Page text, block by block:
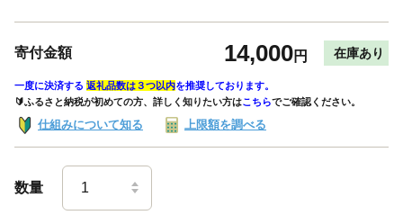
寄付金額 14,000円 在庫あり
一度に決済する 返礼品数は３つ以内を推奨しております。
🔰ふるさと納税が初めての方、詳しく知りたい方はこちらでご確認ください。
仕組みについて知る 上限額を調べる
数量